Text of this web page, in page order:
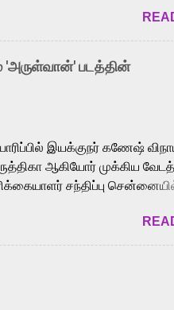
cast led by celebrated
Man. Known for
“Mun Andhi” from 7 Aum
multiple languages,
for portraying memorable
'அருள்வான்' படத்தின்
இயக்குநர் கணேஷ்
ஆகியோர் முக்கிய
சந்திப்பு
, ஜான் விஜய், பேபி
எம். சுகுமார்
லால்குடி
தொகுப்பு பணிகளை
இருக்கும் இந்தத்